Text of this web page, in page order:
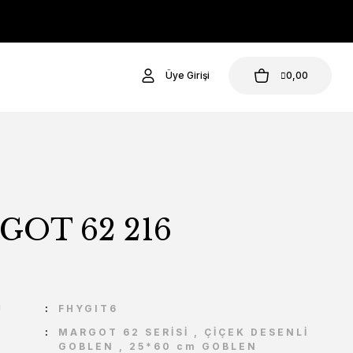
Üye Girişi 0,00
62 216
FHYGIT6
MARGOT 62 SERİSİ , ÇİÇEK DESENLİ
GOBLEN
, 25*60 cm GOBLEN